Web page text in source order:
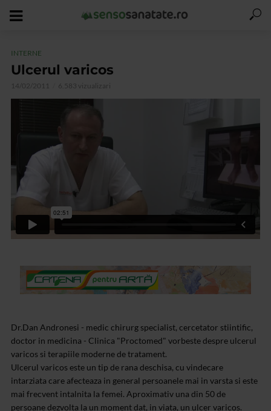
INTERNE
Ulcerul varicos
14/02/2011 6.583 vizualizari
Dr.Dan Andronesi - medic chirurg specialist, cercetator stiintific,
doctor in medicina - Clinica "Proctomed" vorbeste despre ulcerul
varicos si terapiile moderne de tratament.
Ulcerul varicos este un tip de rana deschisa, cu vindecare
intarziata care afecteaza in general persoanele mai in varsta si este
mai frecvent intalnita la femei. Aproximativ una din 50 de
persoane dezvolta la un moment dat, in viata, un ulcer varicos.